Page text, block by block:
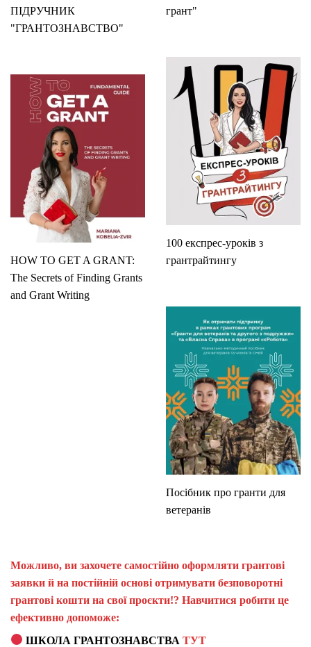
грант"
ПІДРУЧНИК
"ГРАНТОЗНАВСТВО"
100 експрес-уроків з
грантрайтингу
HOW TO GET A GRANT:
The Secrets of Finding Grants
and Grant Writing
Посібник про гранти для
ветеранів
Можливо, ви захочете самостійно оформляти грантові
заявки й на постійній основі отримувати безповоротні
грантові кошти на свої проєкти!? Навчитися робити це
ефективно допоможе:
ШКОЛА ГРАНТОЗНАВСТВАТУТ